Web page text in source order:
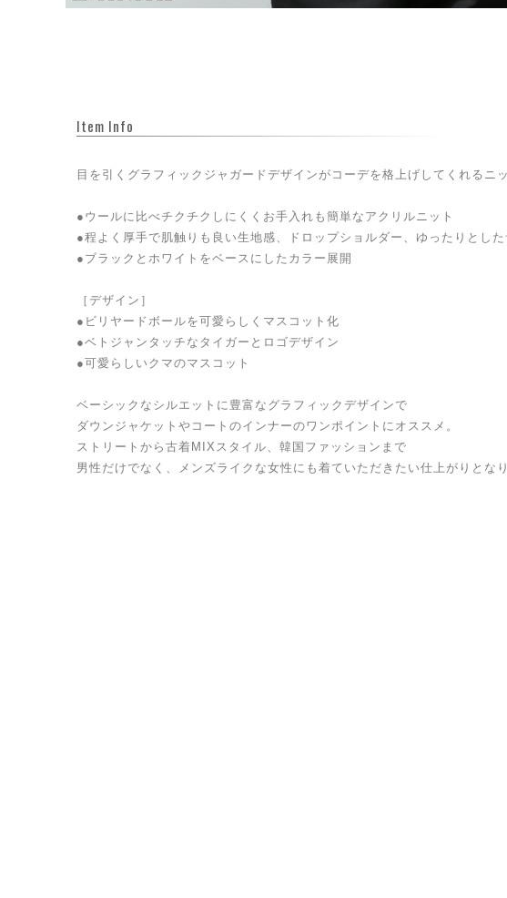
Item Info
目を引くグラフィックジャガードデザインがコーデを格上げしてくれるニ
●ウールに比べチクチクしにくくお手入れも簡単なアクリルニット
●程よく厚手で肌触りも良い生地感、ドロップショルダー、ゆったりとし
●ブラックとホワイトをベースにしたカラー展開
［デザイン］
●ビリヤードボールを可愛らしくマスコット化
●ベトジャンタッチなタイガーとロゴデザイン
●可愛らしいクマのマスコット
ベーシックなシルエットに豊富なグラフィックデザインで
ダウンジャケットやコートのインナーのワンポイントにオススメ。
ストリートから古着MIXスタイル、韓国ファッションまで
男性だけでなく、メンズライクな女性にも着ていただきたい仕上がりとなり